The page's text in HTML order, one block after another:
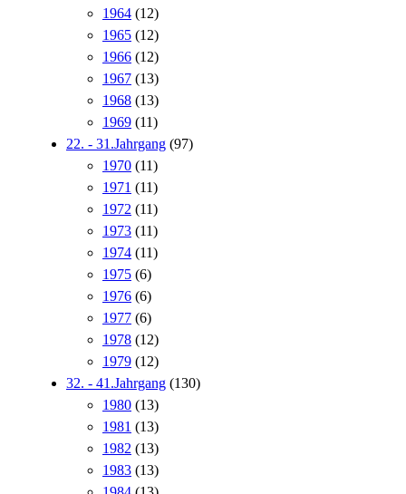
1964 (12)
1965 (12)
1966 (12)
1967 (13)
1968 (13)
1969 (11)
22. - 31.Jahrgang (97)
1970 (11)
1971 (11)
1972 (11)
1973 (11)
1974 (11)
1975 (6)
1976 (6)
1977 (6)
1978 (12)
1979 (12)
32. - 41.Jahrgang (130)
1980 (13)
1981 (13)
1982 (13)
1983 (13)